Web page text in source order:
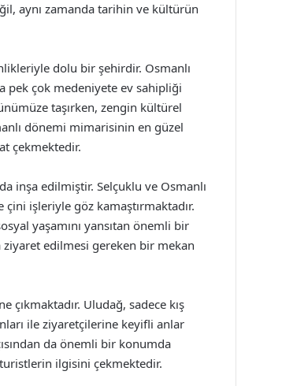
aynı zamanda tarihin ve kültürün
dolu bir şehirdir. Osmanlı
pek çok medeniyete ev sahipliği
taşırken, zengin kültürel
dönemi mimarisinin en güzel
çekmektedir.
inşa edilmiştir. Selçuklu ve Osmanlı
işleriyle göz kamaştırmaktadır.
yaşamını yansıtan önemli bir
edilmesi gereken bir mekan
çıkmaktadır. Uludağ, sadece kış
ile ziyaretçilerine keyifli anlar
da önemli bir konumda
turistlerin ilgisini çekmektedir.